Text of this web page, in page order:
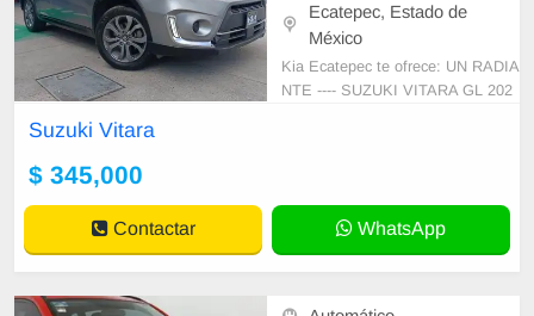
Ecatepec, Estado de
México
Kia Ecatepec te ofrece: UN RADIA
NTE ---- SUZUKI VITARA GL 202
Suzuki Vitara
$ 345,000
Contactar WhatsApp